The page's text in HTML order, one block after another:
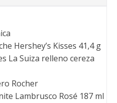
Hershey’s Kisses 41,4 g
La Suiza relleno cereza
Rocher
Lambrusco Rosé 187 ml